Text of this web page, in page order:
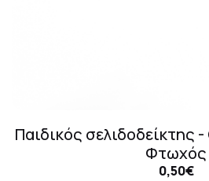
Παιδικός σελιδοδείκτης
Φτωχός
0,50€